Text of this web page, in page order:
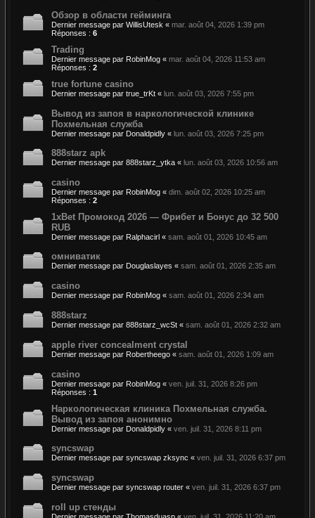
Обзор в области гейминга
Dernier message par WillisUtesk « mar. août 04, 2026 1:39 pm
Réponses : 6
Trading
Dernier message par RobinMog « mar. août 04, 2026 11:53 am
Réponses : 2
true fortune casino
Dernier message par true_trKt « lun. août 03, 2026 7:55 pm
Вывод из запоя в наркологической клинике
Похмельная служба
Dernier message par Donaldpidly « lun. août 03, 2026 7:25 pm
888starz apk
Dernier message par 888starz_ytka « lun. août 03, 2026 10:56 am
casino
Dernier message par RobinMog « dim. août 02, 2026 10:25 am
Réponses : 2
1xBet Промокод 2026 — Фрибет и Бонус до 32 500
RUB
Dernier message par Ralphacirl « sam. août 01, 2026 10:45 am
омниватик
Dernier message par Douglaslayes « sam. août 01, 2026 2:35 am
casino
Dernier message par RobinMog « sam. août 01, 2026 2:34 am
888starz
Dernier message par 888starz_wcSt « sam. août 01, 2026 2:32 am
apple river concealment crystal
Dernier message par Robertheego « sam. août 01, 2026 1:09 am
casino
Dernier message par RobinMog « ven. juil. 31, 2026 8:26 pm
Réponses : 1
Наркологическая клиника Похмельная служба.
Вывод из запоя анонимно
Dernier message par Donaldpidly « ven. juil. 31, 2026 8:11 pm
syncswap
Dernier message par syncswap zksync « ven. juil. 31, 2026 6:37 pm
syncswap
Dernier message par syncswap router « ven. juil. 31, 2026 6:37 pm
roll up стенды